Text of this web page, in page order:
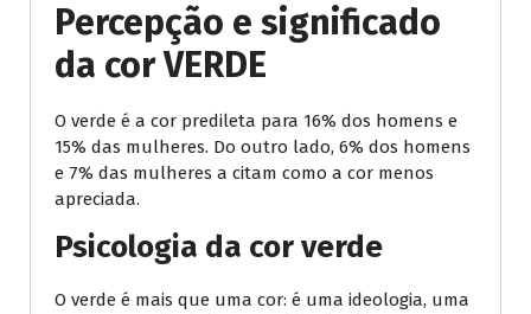
Percepção e significado
da cor VERDE
O verde é a cor predileta para 16% dos homens e
15% das mulheres. Do outro lado, 6% dos homens
e 7% das mulheres a citam como a cor menos
apreciada.
Psicologia da cor verde
O verde é mais que uma cor: é uma ideologia, uma